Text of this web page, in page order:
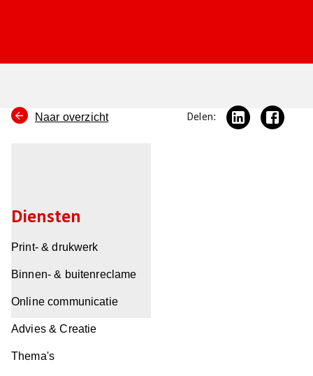
Naar overzicht Delen:
Diensten
Print- & drukwerk
Binnen- & buitenreclame
Online communicatie
Advies & Creatie
Thema's